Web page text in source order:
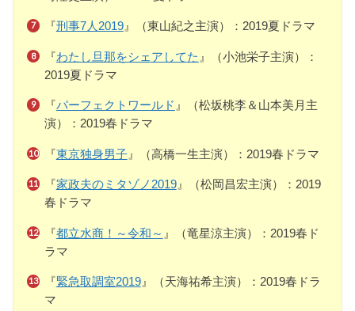
『刑事7人2019』（東山紀之主演）：2019夏ドラマ
『わたし旦那をシェアしてた 』（小池栄子主演）：
2019夏ドラマ
『パーフェクトワールド 』（松坂桃李＆山本美月主
演）：2019春ドラマ
『東京独身男子』（高橋一生主演）：2019春ドラマ
『家政夫のミタゾノ2019』（松岡昌宏主演）：2019
春ドラマ
『都立水商！～令和～ 』（竜星涼主演）：2019春ド
ラマ
『緊急取調室2019』（天海祐希主演）：2019春ドラ
マ